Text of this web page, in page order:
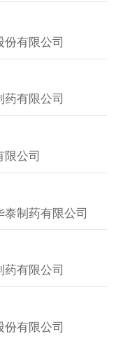
份有限公司
有限公司
限公司
泰制药有限公司
有限公司
份有限公司